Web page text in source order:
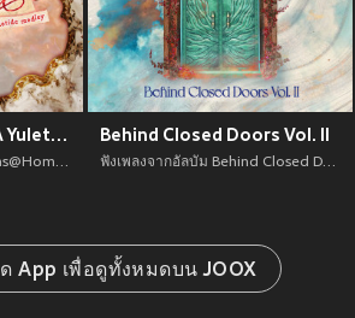
Christmas@Home (A Yuletide Medley)
ฟังเพลงจากอัลบัม Christmas@Home (A Yuletide Medley) เพลงใหม่จาก อัพเดทเพลงใหม่ล่าสุดก่อนใคร ตลอดปี 2021
Behind Closed Doors Vol. II
ฟังเพลงจากอัลบัม Behind Closed Doors Vol. II เพลงใหม่จาก อัพเดทเพลงใหม่ล่าสุดก่อนใคร ตลอดปี 2021
App เพื่อดูทั้งหมดบน JOOX